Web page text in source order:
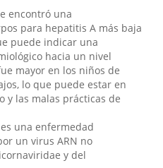
encontró una
para hepatitis A más baja
puede indicar una
hacia un nivel
mayor en los niños de
lo que puede estar en
y las malas prácticas de
una enfermedad
un virus ARN no
y del